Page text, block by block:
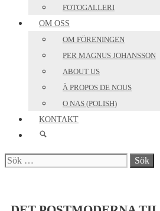
FOTOGALLERI
OM OSS
OM FÖRENINGEN
PER MAGNUS JOHANSSON
ABOUT US
À PROPOS DE NOUS
O NAS (POLISH)
KONTAKT
Sök